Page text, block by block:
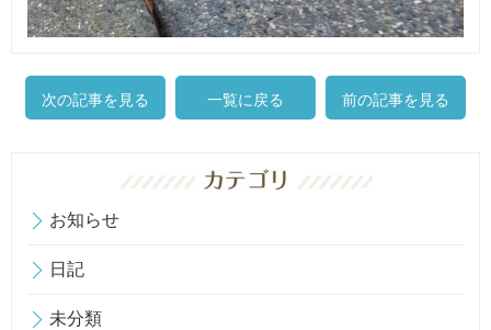
次の記事を見る 一覧に戻る 前の記事を見る
お知らせ
日記
未分類